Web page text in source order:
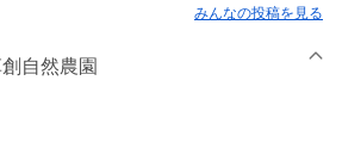
みんなの投稿を見る
自然農園